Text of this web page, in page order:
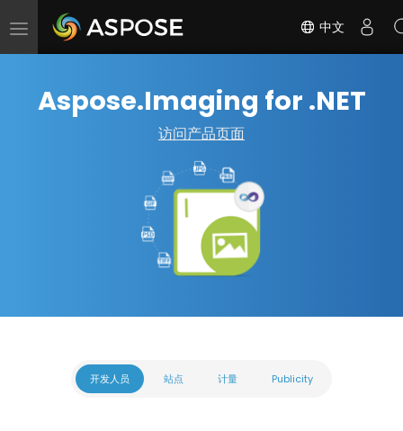
切
中文
Aspose.Imaging for .NET
访问产品页面
开发人员 站点 计量 Publicity